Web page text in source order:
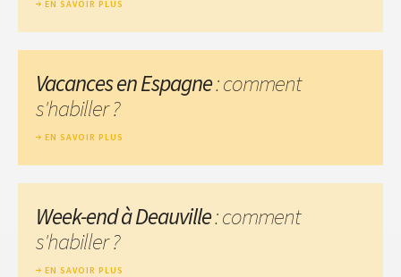
EN SAVOIR PLUS
Vacances en Espagne: comment
s'habiller ?
EN SAVOIR PLUS
Week-end à Deauville: comment
s'habiller ?
EN SAVOIR PLUS